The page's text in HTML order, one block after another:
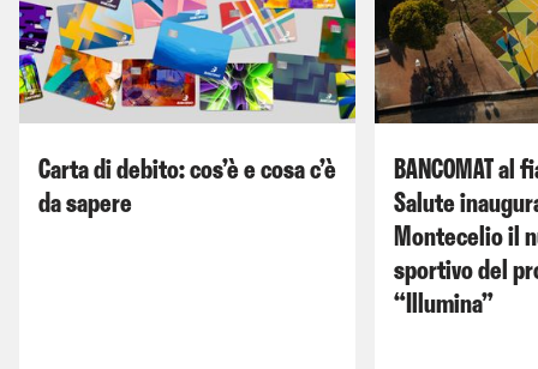
Carta di debito: cos’è e cosa c’è
da sapere
BANCOMAT al
Salute
Montecelio il
sportivo del
“Illumina”